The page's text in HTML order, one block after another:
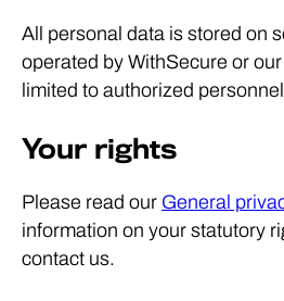
All personal data is stored on
operated by WithSecure or
limited to authorized
Your rights
Please read our General
information on your statutory
contact us.